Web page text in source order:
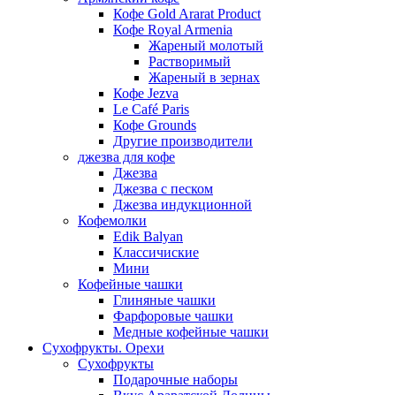
Кофе Gold Ararat Product
Кофе Royal Armenia
Жареный молотый
Растворимый
Жареный в зернах
Кофе Jezva
Le Café Paris
Кофе Grounds
Другие производители
джезва для кофе
Джезва
Джезва с песком
Джезва индукционной
Кофемолки
Edik Balyan
Классичиские
Мини
Кофейные чашки
Глиняные чашки
Фарфоровые чашки
Медные кофейные чашки
Сухофрукты. Орехи
Сухофрукты
Подарочные наборы